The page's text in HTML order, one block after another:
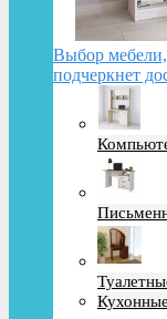
Выбор
подчеркнет